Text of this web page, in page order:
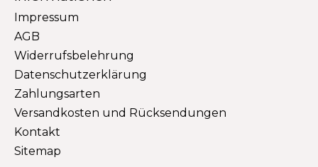
Impressum
AGB
Widerrufsbelehrung
Datenschutzerklärung
Zahlungsarten
Versandkosten und Rücksendungen
Kontakt
Sitemap